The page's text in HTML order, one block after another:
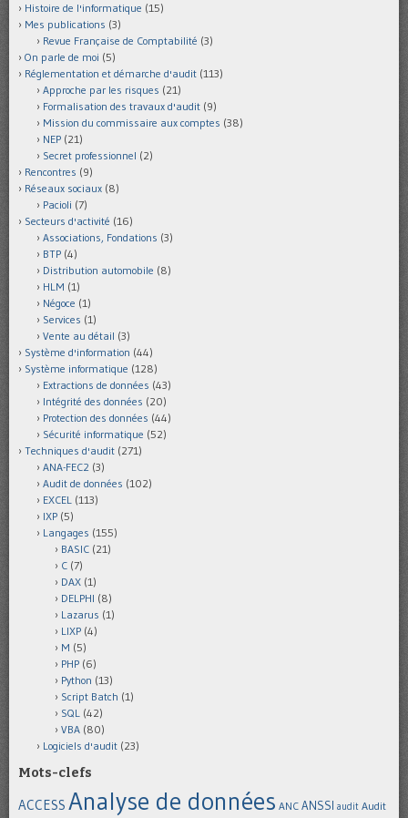
Histoire de l'informatique (15)
Mes publications (3)
Revue Française de Comptabilité (3)
On parle de moi (5)
Réglementation et démarche d'audit (113)
Approche par les risques (21)
Formalisation des travaux d'audit (9)
Mission du commissaire aux comptes (38)
NEP (21)
Secret professionnel (2)
Rencontres (9)
Réseaux sociaux (8)
Pacioli (7)
Secteurs d'activité (16)
Associations, Fondations (3)
BTP (4)
Distribution automobile (8)
HLM (1)
Négoce (1)
Services (1)
Vente au détail (3)
Système d'information (44)
Système informatique (128)
Extractions de données (43)
Intégrité des données (20)
Protection des données (44)
Sécurité informatique (52)
Techniques d'audit (271)
ANA-FEC2 (3)
Audit de données (102)
EXCEL (113)
IXP (5)
Langages (155)
BASIC (21)
C (7)
DAX (1)
DELPHI (8)
Lazarus (1)
LIXP (4)
M (5)
PHP (6)
Python (13)
Script Batch (1)
SQL (42)
VBA (80)
Logiciels d'audit (23)
Mots-clefs
ACCESS Analyse de données ANC ANSSI audit Audit